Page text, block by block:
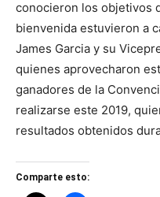
conocieron los objetivos
bienvenida estuvieron a
James Garcia y su
quienes aprovecharon
ganadores de la
realizarse este 2019,
resultados obtenidos
Comparte esto: